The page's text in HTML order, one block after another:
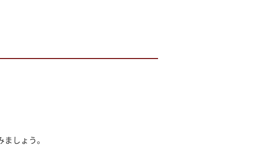
しょう。